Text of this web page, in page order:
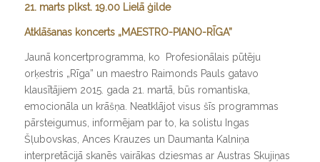
21. marts plkst. 19.00 Lielā ģilde
Atklāšanas koncerts „MAESTRO-PIANO-RĪGA”
Jaunā koncertprogramma, ko Profesionālais pūtēju
orķestris „Rīga” un maestro Raimonds Pauls gatavo
klausītājiem 2015. gada 21. martā, būs romantiska,
emocionāla un krāšņa. Neatklājot visus šīs programmas
pārsteigumus, informējam par to, ka solistu Ingas
Šļubovskas, Ances Krauzes un Daumanta Kalniņa
interpretācijā skanēs vairākas dziesmas ar Austras Skujiņas